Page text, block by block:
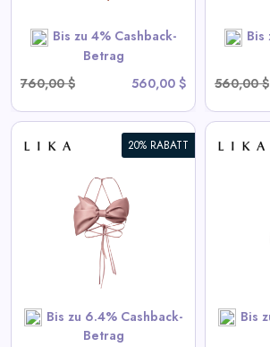
Bis zu 4% Cashback-
Betrag
760,00 $
560,00 $
Bis
560,00 $
SHOP NOW
20% RABATT
Bis zu 6.4% Cashback-
Betrag
Bis
Drapierte Pink-Minirock
View All LIKA Deals